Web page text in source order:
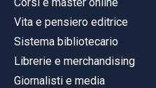
Vita e pensiero editrice
Sistema bibliotecario
Librerie e merchandising
Giornalisti e media